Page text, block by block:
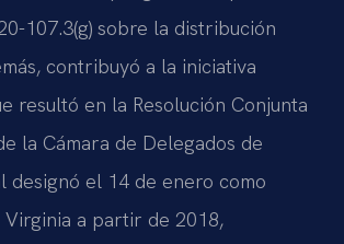
107.3(g) sobre la distribución
contribuyó a la iniciativa
resultó en la Resolución Conjunta
la Cámara de Delegados de
designó el 14 de enero como
Virginia a partir de 2018,